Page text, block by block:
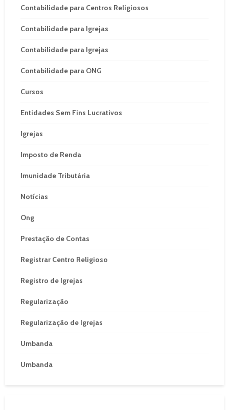
Contabilidade para Centros Religiosos
Contabilidade para Igrejas
Contabilidade para Igrejas
Contabilidade para ONG
Cursos
Entidades Sem Fins Lucrativos
Igrejas
Imposto de Renda
Imunidade Tributária
Notícias
Ong
Prestação de Contas
Registrar Centro Religioso
Registro de Igrejas
Regularização
Regularização de Igrejas
Umbanda
Umbanda